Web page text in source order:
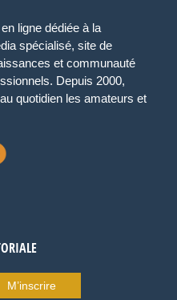
ligne dédiée à la
spécialisé, site de
et communauté
Depuis 2000,
quotidien les amateurs et
M’inscrire